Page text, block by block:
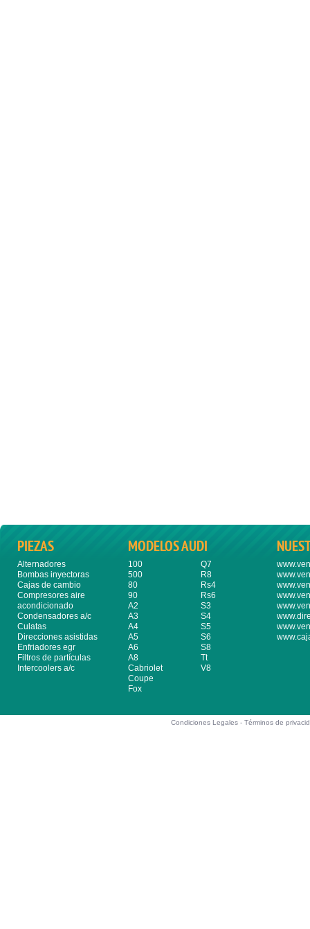
PIEZAS
Alternadores
Bombas inyectoras
Cajas de cambio
Compresores aire
acondicionado
Condensadores a/c
Culatas
Direcciones asistidas
Enfriadores egr
Filtros de partículas
Intercoolers a/c
MODELOS AUDI
100
500
80
90
A2
A3
A4
A5
A6
A8
Cabriolet
Coupe
Fox
Q7
R8
Rs4
Rs6
S3
S4
S5
S6
S8
Tt
V8
Condiciones Legales -Términos de